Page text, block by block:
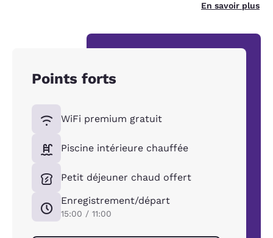
En savoir plus
Points forts
WiFi premium gratuit
Piscine intérieure chauffée
Petit déjeuner chaud offert
Enregistrement/départ
15:00 / 11:00